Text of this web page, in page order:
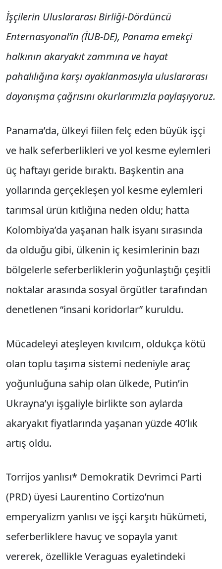
İşçilerin Uluslararası Birliği-Dördüncü
Enternasyonal’in (İUB-DE), Panama emekçi
halkının akaryakıt zammına ve hayat
pahalılığına karşı ayaklanmasıyla uluslararası
dayanışma çağrısını okurlarımızla paylaşıyoruz.
Panama’da, ülkeyi fiilen felç eden büyük işçi
ve halk seferberlikleri ve yol kesme eylemleri
üç haftayı geride bıraktı. Başkentin ana
yollarında gerçekleşen yol kesme eylemleri
tarımsal ürün kıtlığına neden oldu; hatta
Kolombiya’da yaşanan halk isyanı sırasında
da olduğu gibi, ülkenin iç kesimlerinin bazı
bölgelerle seferberliklerin yoğunlaştığı çeşitli
noktalar arasında sosyal örgütler tarafından
denetlenen “insani koridorlar” kuruldu.
Mücadeleyi ateşleyen kıvılcım, oldukça kötü
olan toplu taşıma sistemi nedeniyle araç
yoğunluğuna sahip olan ülkede, Putin’in
Ukrayna’yı işgaliyle birlikte son aylarda
akaryakıt fiyatlarında yaşanan yüzde 40’lık
artış oldu.
Torrijos yanlısı* Demokratik Devrimci Parti
(PRD) üyesi Laurentino Cortizo’nun
emperyalizm yanlısı ve işçi karşıtı hükümeti,
seferberliklere havuç ve sopayla yanıt
vererek, özellikle Veraguas eyaletindeki